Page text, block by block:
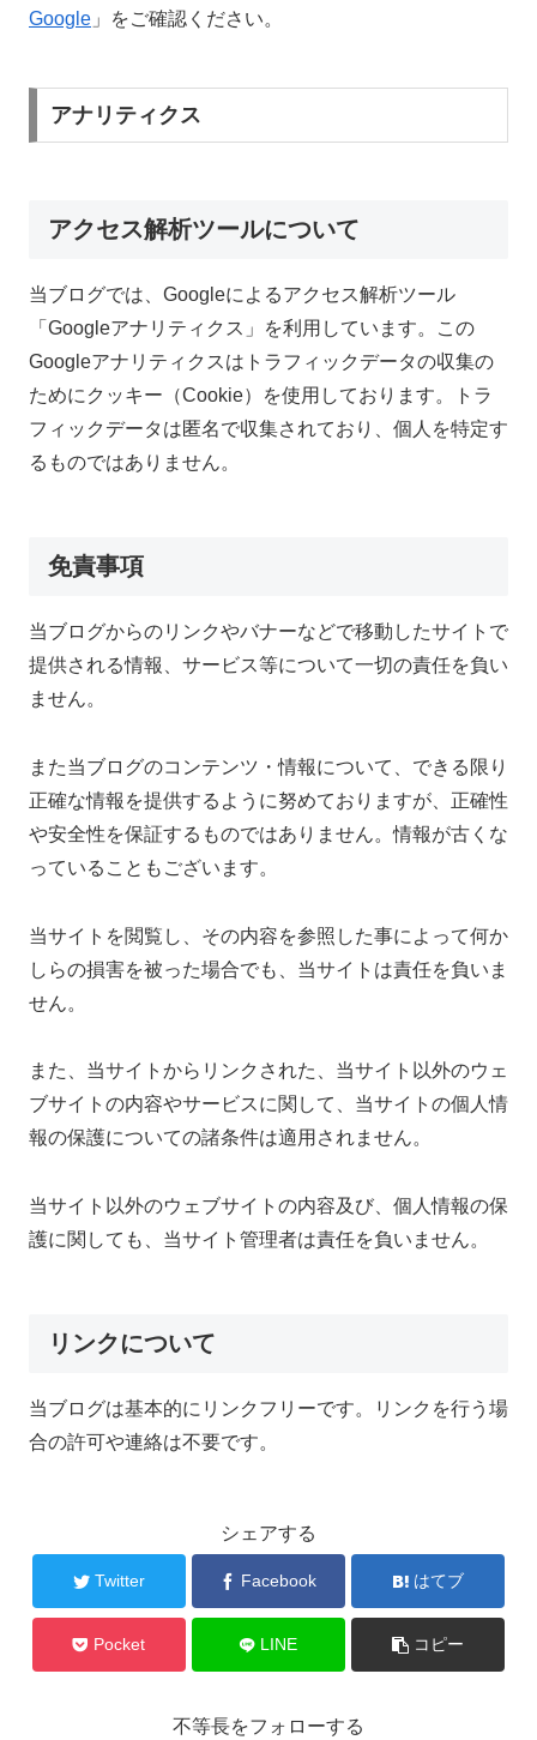
Google 」をご確認ください。
アナリティクス
アクセス解析ツールについて
当ブログでは、Googleによるアクセス解析ツール
「Googleアナリティクス」を利用しています。この
Googleアナリティクスはトラフィックデータの収集の
ためにクッキー（Cookie）を使用しております。トラ
フィックデータは匿名で収集されており、個人を特定す
るものではありません。
免責事項
当ブログからのリンクやバナーなどで移動したサイトで
提供される情報、サービス等について一切の責任を負い
ません。
また当ブログのコンテンツ・情報について、できる限り
正確な情報を提供するように努めておりますが、正確性
や安全性を保証するものではありません。情報が古くな
っていることもございます。
当サイトを閲覧し、その内容を参照した事によって何か
しらの損害を被った場合でも、当サイトは責任を負いま
せん。
また、当サイトからリンクされた、当サイト以外のウェ
ブサイトの内容やサービスに関して、当サイトの個人情
報の保護についての諸条件は適用されません。
当サイト以外のウェブサイトの内容及び、個人情報の保
護に関しても、当サイト管理者は責任を負いません。
リンクについて
当ブログは基本的にリンクフリーです。リンクを行う場
合の許可や連絡は不要です。
シェアする
Twitter Facebook はてブ
Pocket LINE コピー
不等長をフォローする